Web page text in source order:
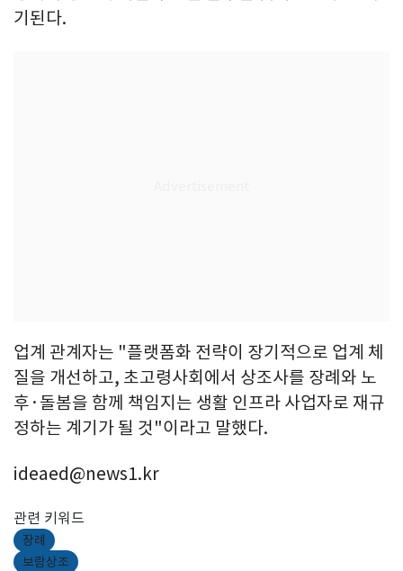
기된다.
업계 관계자는 "플랫폼화 전략이 장기적으로 업계 체
질을 개선하고, 초고령사회에서 상조사를 장례와 노
후·돌봄을 함께 책임지는 생활 인프라 사업자로 재규
정하는 계기가 될 것"이라고 말했다.
ideaed@news1.kr
관련 키워드
장례
보람상조